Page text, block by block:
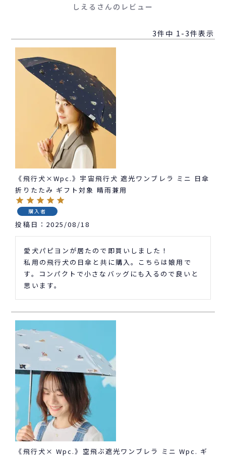
しえるさんのレビュー
3件中 1 -3件表示
《飛行犬×Wpc.》宇宙飛行犬 遮光ワンブレラ ミニ 日傘
折りたたみ ギフト対象 晴雨兼用
購入者
投稿日 2025/08/18
愛犬パピヨンが居たので即買いしました！
私用の飛行犬の日傘と共に購入。こちらは娘用で
す。コンパクトで小さなバッグにも入るので良いと
思います。
《飛行犬× Wpc.》空飛ぶ遮光ワンブレラ ミニ Wpc. ギ